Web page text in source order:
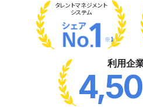
タレントマネジメント
システム
※1
利用企